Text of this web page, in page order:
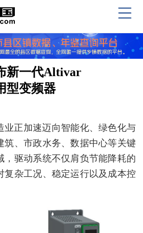
新一代Altivar
型变频器
业正加速迈向智能化、绿色化与
筑、市政水务、数据中心等关键
，驱动系统不仅肩负节能降耗的
复杂工况、稳定运行以及成本控